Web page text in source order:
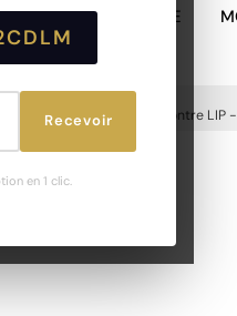
Recevoir
en 1 clic.
MONTRES HOMME
Montres Femme Montre